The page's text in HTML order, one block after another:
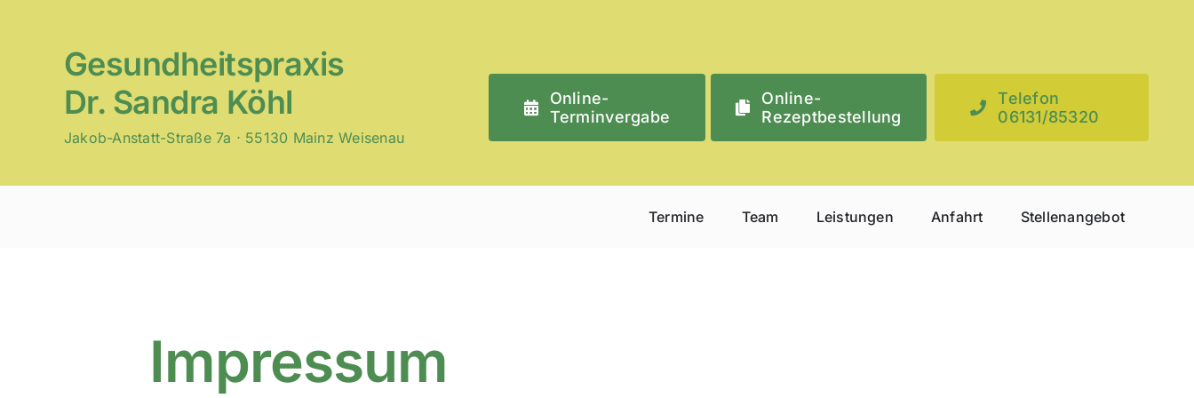
Gesundheitspraxis
Dr. Sandra Köhl
Jakob-Anstatt-Straße 7a ⋅ 55130 Mainz Weisenau
Online-
Terminvergabe
Online-
Rezeptbestellung
Telefon
06131/85320
Termine Team Leistungen Anfahrt Stellenangebot
Impressum